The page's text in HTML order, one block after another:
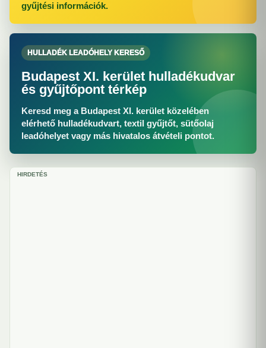
gyűjtési információk.
HULLADÉK LEADÓHELY KERESŐ
Budapest XI. kerület hulladékudvar
és gyűjtőpont térkép
Keresd meg a Budapest XI. kerület közelében
elérhető hulladékudvart, textil gyűjtőt, sütőolaj
leadóhelyet vagy más hivatalos átvételi pontot.
HIRDETÉS